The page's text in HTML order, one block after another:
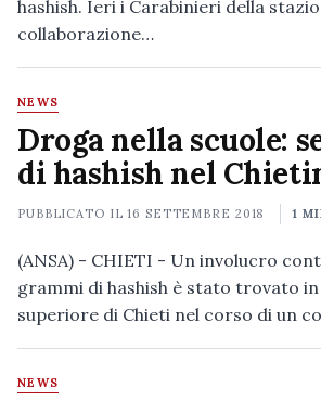
hashish. Ieri i Carabinieri della
collaborazione…
NEWS
Droga nella scuole:
di hashish nel
PUBBLICATO IL16 SETTEMBRE 2018 1
(ANSA) - CHIETI - Un involucro
grammi di hashish è stato trovato
superiore di Chieti nel corso di un
NEWS